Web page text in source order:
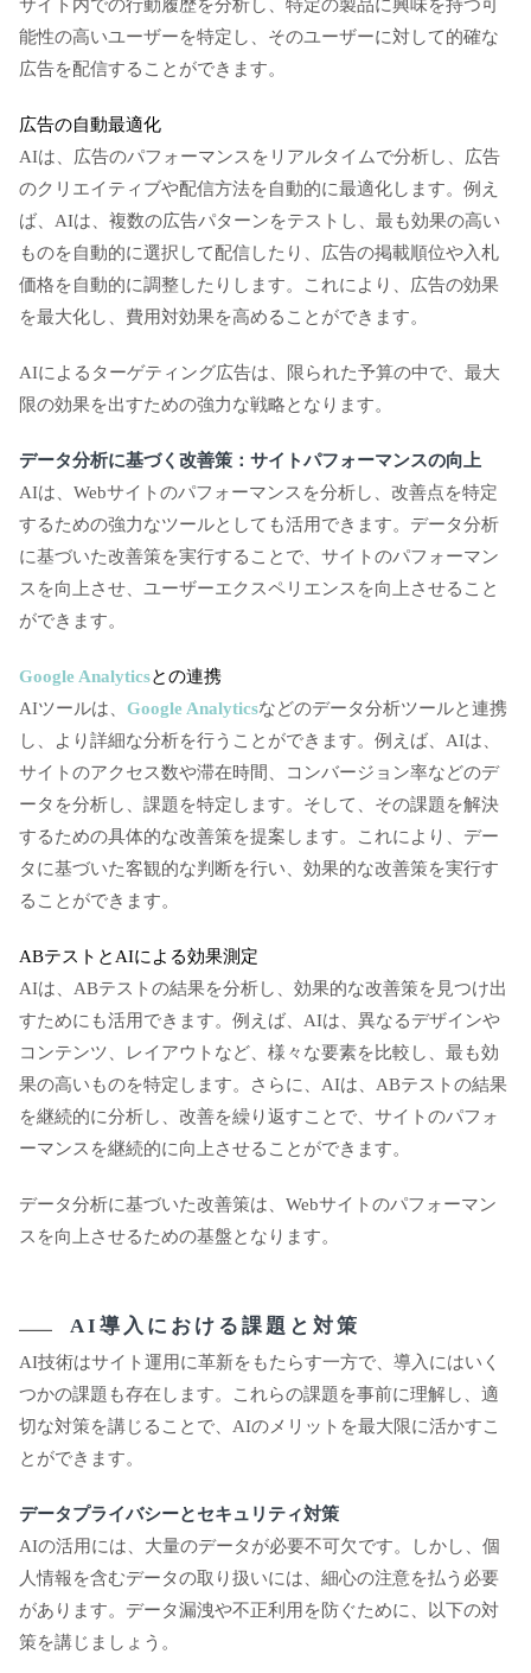
サイト内での行動履歴を分析し、特定の製品に興味を持つ可
能性の高いユーザーを特定し、そのユーザーに対して的確な
広告を配信することができます。
広告の自動最適化
AIは、広告のパフォーマンスをリアルタイムで分析し、広告
のクリエイティブや配信方法を自動的に最適化します。例え
ば、AIは、複数の広告パターンをテストし、最も効果の高い
ものを自動的に選択して配信したり、広告の掲載順位や入札
価格を自動的に調整したりします。これにより、広告の効果
を最大化し、費用対効果を高めることができます。
AIによるターゲティング広告は、限られた予算の中で、最大
限の効果を出すための強力な戦略となります。
データ分析に基づく改善策：サイトパフォーマンスの向上
AIは、Webサイトのパフォーマンスを分析し、改善点を特定
するための強力なツールとしても活用できます。データ分析
に基づいた改善策を実行することで、サイトのパフォーマン
スを向上させ、ユーザーエクスペリエンスを向上させること
ができます。
Google Analyticsとの連携
AIツールは、 Google Analyticsなどのデータ分析ツールと連携
し、より詳細な分析を行うことができます。例えば、AIは、
サイトのアクセス数や滞在時間、コンバージョン率などのデ
ータを分析し、課題を特定します。そして、その課題を解決
するための具体的な改善策を提案します。これにより、デー
タに基づいた客観的な判断を行い、効果的な改善策を実行す
ることができます。
ABテストとAIによる効果測定
AIは、ABテストの結果を分析し、効果的な改善策を見つけ出
すためにも活用できます。例えば、AIは、異なるデザインや
コンテンツ、レイアウトなど、様々な要素を比較し、最も効
果の高いものを特定します。さらに、AIは、ABテストの結果
を継続的に分析し、改善を繰り返すことで、サイトのパフォ
ーマンスを継続的に向上させることができます。
データ分析に基づいた改善策は、Webサイトのパフォーマン
スを向上させるための基盤となります。
AI導入における課題と対策
AI技術はサイト運用に革新をもたらす一方で、導入にはいく
つかの課題も存在します。これらの課題を事前に理解し、適
切な対策を講じることで、AIのメリットを最大限に活かすこ
とができます。
データプライバシーとセキュリティ対策
AIの活用には、大量のデータが必要不可欠です。しかし、個
人情報を含むデータの取り扱いには、細心の注意を払う必要
があります。データ漏洩や不正利用を防ぐために、以下の対
策を講じましょう。